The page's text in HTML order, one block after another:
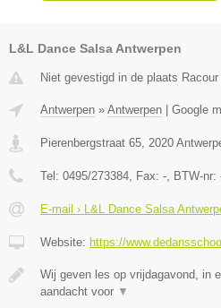
L&L Dance Salsa Antwerpen
Niet gevestigd in de plaats
Antwerpen » Antwerpen | Google
Pierenbergstraat 65 2020
Tel: 0495/273384 , Fax: - , BTW-nr:
E-mail › L&L Dance Salsa
Website: https://
Wij geven les op vrijdagavond, in
aandacht voor ▼